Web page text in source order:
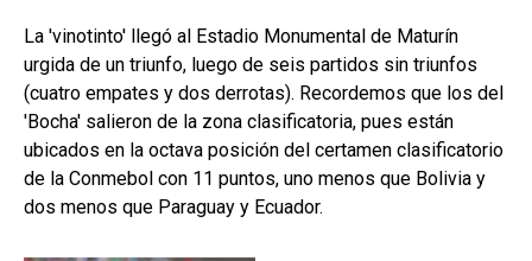
La 'vinotinto' llegó al Estadio Monumental de Maturín
urgida de un triunfo, luego de seis partidos sin triunfos
(cuatro empates y dos derrotas). Recordemos que los del
'Bocha' salieron de la zona clasificatoria, pues están
ubicados en la octava posición del certamen clasificatorio
de la Conmebol con 11 puntos, uno menos que Bolivia y
dos menos que Paraguay y Ecuador.